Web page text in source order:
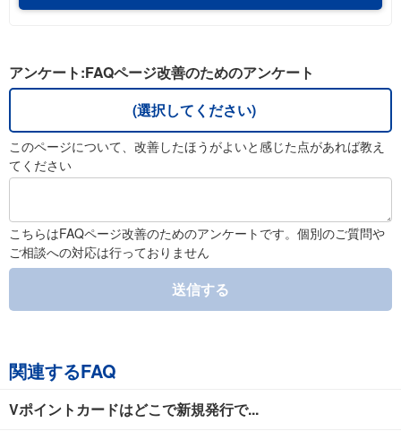
アンケート:FAQページ改善のためのアンケート
(選択してください)
このページについて、改善したほうがよいと感じた点があれば教え
てください
こちらはFAQページ改善のためのアンケートです。個別のご質問や
ご相談への対応は行っておりません
送信する
関連するFAQ
Vポイントカードはどこで新規発行で...